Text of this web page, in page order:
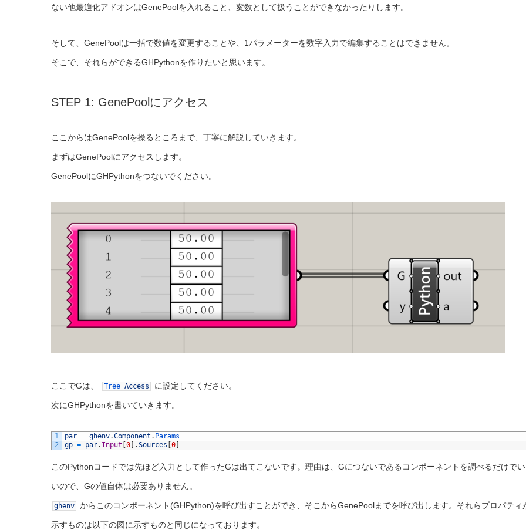
ない他最適化アドオンはGenePoolを入れること、変数として扱うことができなかったりします。
そして、GenePoolは一括で数値を変更することや、1パラメーターを数字入力で編集することはできません。
そこで、それらができるGHPythonを作りたいと思います。
STEP 1: GenePoolにアクセス
ここからはGenePoolを操るところまで、丁寧に解説していきます。
まずはGenePoolにアクセスします。
GenePoolにGHPythonをつないでください。
ここでGは、 Tree Access に設定してください。
次にGHPythonを書いていきます。
1
2
par = ghenv.Component . Params
gp = par. Input 0 .Sources 0
このPythonコードでは先ほど入力として作ったGは出てこないです。理由は、Gにつないであるコンポーネントを調べるだけでい
いので、Gの値自体は必要ありません。
ghenv からこのコンポーネント(GHPython)を呼び出すことができ、そこからGenePoolまでを呼び出します。それらプロパティ
示すものは以下の図に示すものと同じになっております。